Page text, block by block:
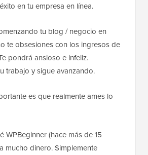
en tu empresa en línea.
tu blog / negocio en
te obsesiones con los ingresos de
pondrá ansioso e infeliz.
trabajo y sigue avanzando.
es que realmente ames lo
WPBeginner (hace más de 15
mucho dinero. Simplemente